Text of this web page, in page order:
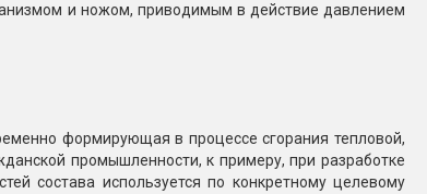
и ножом, приводимым в действие давлением
формирующая в процессе сгорания тепловой,
промышленности, к примеру, при разработке
состава используется по конкретному целевому